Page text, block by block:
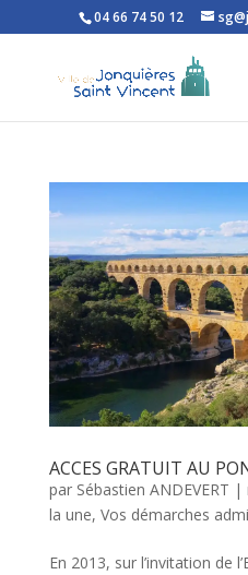
Ouvrir la barre d’outils
04 66 74 50 12
ACCES GRATUIT AU
par Sébastien ANDEVERT |
la une, Vos démarches
En 2013, sur l’invitation de